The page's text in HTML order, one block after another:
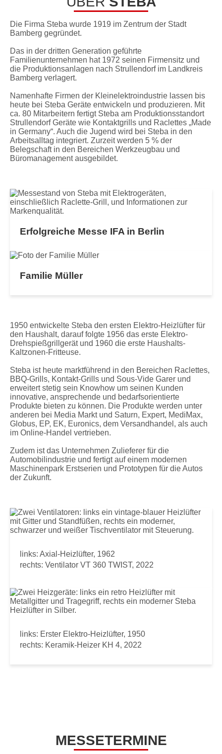
Die Firma Steba wurde 1919 im Zentrum der Stadt
Bamberg gegründet.
Das in der dritten Generation geführte
Familienunternehmen hat 1972 seinen Firmensitz und
die Produktionsanlagen nach Strullendorf im Landkreis
Bamberg verlagert.
Namenhafte Firmen der Kleinelektroindustrie lassen bis
heute bei Steba Geräte entwickeln und produzieren. Mit
ca. 80 Mitarbeitern fertigt Steba am Produktionsstandort
Strullendorf Geräte wie Kontaktgrills und Raclettes „Made
in Germany“. Auch die Jugend wird bei Steba in den
Arbeitsalltag integriert. Zurzeit werden 5 % der
Belegschaft in den Bereichen Werkzeugbau und
Büromanagement ausgebildet.
Erfolgreiche Messe IFA in Berlin
Familie Müller
1950 entwickelte Steba den ersten Elektro-Heizlüfter für
den Haushalt, darauf folgte 1956 das erste Elektro-
Drehspießgrillgerät und 1960 die erste Haushalts-
Kaltzonen-Fritteuse.
Steba ist heute marktführend in den Bereichen Raclettes,
BBQ-Grills, Kontakt-Grills und Sous-Vide Garer und
erweitert stetig sein Knowhow um seinen Kunden
innovative, ansprechende und bedarfsorientierte
Produkte bieten zu können. Die Produkte werden unter
anderen bei Media Markt und Saturn, Expert, MediMax,
Globus, EP, EK, Euronics, dem Versandhandel, als auch
im Online-Handel vertrieben.
Zudem ist das Unternehmen Zulieferer für die
Automobilindustrie und fertigt auf einem modernen
Maschinenpark Erstserien und Prototypen für die Autos
der Zukunft.
links: Axial-Heizlüfter, 1962
rechts: Ventilator VT 360 TWIST, 2022
links: Erster Elektro-Heizlüfter, 1950
rechts: Keramik-Heizer KH 4, 2022
MESSETERMINE